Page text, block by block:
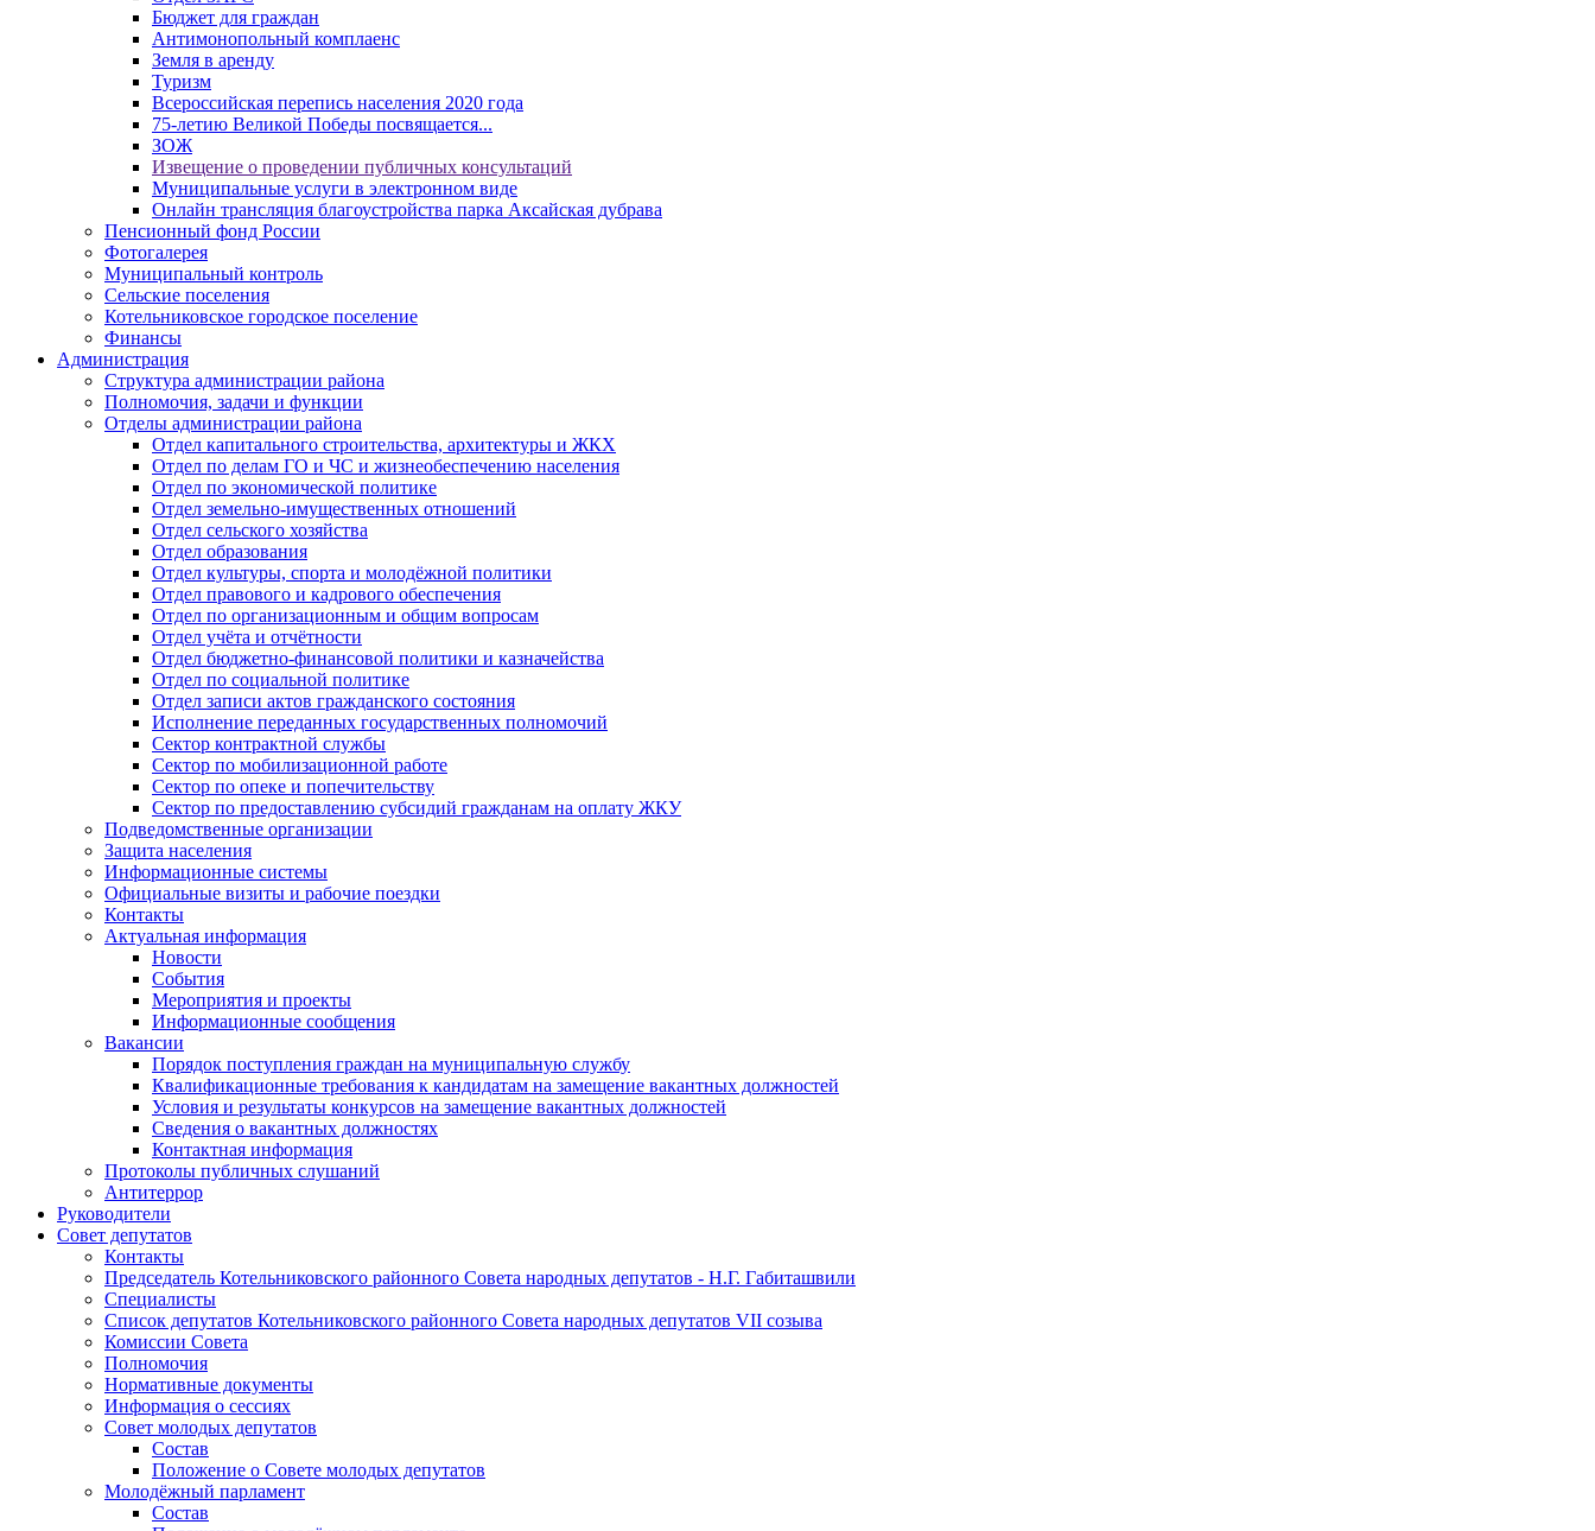
Бюджет для граждан
Антимонопольный комплаенс
Земля в аренду
Туризм
Всероссийская перепись населения 2020 года
75-летию Великой Победы посвящается...
ЗОЖ
Извещение о проведении публичных консультаций
Муниципальные услуги в электронном виде
Онлайн трансляция благоустройства парка Аксайская дубрава
Пенсионный фонд России
Фотогалерея
Муниципальный контроль
Сельские поселения
Котельниковское городское поселение
Финансы
Администрация
Структура администрации района
Полномочия, задачи и функции
Отделы администрации района
Отдел капитального строительства, архитектуры и ЖКХ
Отдел по делам ГО и ЧС и жизнеобеспечению населения
Отдел по экономической политике
Отдел земельно-имущественных отношений
Отдел сельского хозяйства
Отдел образования
Отдел культуры, спорта и молодёжной политики
Отдел правового и кадрового обеспечения
Отдел по организационным и общим вопросам
Отдел учёта и отчётности
Отдел бюджетно-финансовой политики и казначейства
Отдел по социальной политике
Отдел записи актов гражданского состояния
Исполнение переданных государственных полномочий
Сектор контрактной службы
Сектор по мобилизационной работе
Сектор по опеке и попечительству
Сектор по предоставлению субсидий гражданам на оплату ЖКУ
Подведомственные организации
Защита населения
Информационные системы
Официальные визиты и рабочие поездки
Контакты
Актуальная информация
Новости
События
Мероприятия и проекты
Информационные сообщения
Вакансии
Порядок поступления граждан на муниципальную службу
Квалификационные требования к кандидатам на замещение вакантных должностей
Условия и результаты конкурсов на замещение вакантных должностей
Сведения о вакантных должностях
Контактная информация
Протоколы публичных слушаний
Антитеррор
Руководители
Совет депутатов
Контакты
Председатель Котельниковского районного Совета народных депутатов - Н.Г. Габиташвили
Специалисты
Список депутатов Котельниковского районного Совета народных депутатов VII созыва
Комиссии Совета
Полномочия
Нормативные документы
Информация о сессиях
Совет молодых депутатов
Состав
Положение о Совете молодых депутатов
Молодёжный парламент
Состав